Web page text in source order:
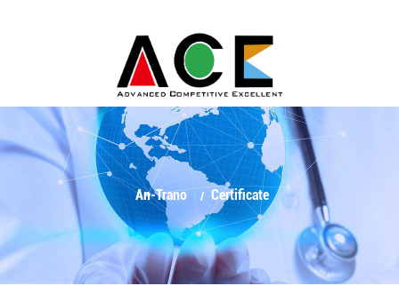
An-Trano Certificate